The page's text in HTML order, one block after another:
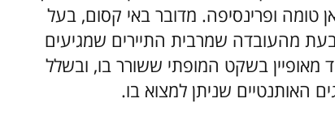
טומה ופרינסיפה. מדובר באי קסום, בעל
מהעובדה שמרבית התיירים שמגיעים
מאופיין בשקט המופתי ששורר בו, ובשלל
האותנטיים שניתן למצוא בו.